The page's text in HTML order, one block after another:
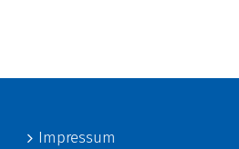
Impressum